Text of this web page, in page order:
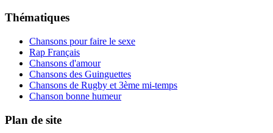
Thématiques
Chansons pour faire le sexe
Rap Français
Chansons d'amour
Chansons des Guinguettes
Chansons de Rugby et 3ème mi-temps
Chanson bonne humeur
Plan de site